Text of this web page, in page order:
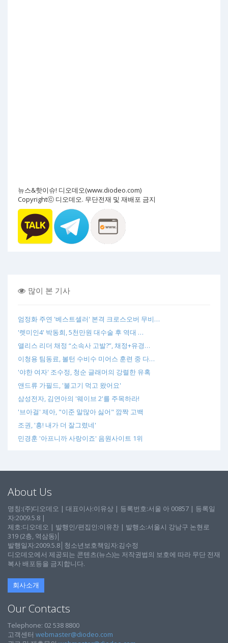
뉴스&핫이슈! 디오데오(www.diodeo.com)
Copyrightⓒ 디오데오. 무단전재 및 재배포 금지
많이 본 기사
엄정화 주연 '베스트셀러' 본격 크로스오버 무비…
'렛미인4' 박동희, 5천만원 대수술 후 역대 …
앨리스 리더 채정 “소속사 고발?”, 채정+유경…
이청용 팀동료, 볼턴 수비수 미어스 훈련 중 다…
'야한 여자' 조수정, 청순 글래머의 강렬한 유혹
앤드류 가필드, '불고기 먹고 왔어요'
삼성전자, 김연아의 '웨이브 2'를 주목하라!
'브아걸' 제아, "이준 말많아 싫어" 깜짝 고백
조권, '흥! 내가 더 잘그렸네'
민경훈 '아프니까 사랑이죠' 음원사이트 1위
About Us
명칭:(주)디오데오 | 대표이사:이유상 | 등록번호:서울 아 00857 | 등록일
자:2009.5.8 |
제호:디오데오 | 발행인/편집인:이유찬 | 발행소:서울시 강남구 논현로
319 (2층, 역삼동)│
발행일자:2009.5.8│청소년보호책임자:김수정
디오데오에서 제공되는 콘텐츠(뉴스)는 저작권법의 보호에 따라 무단 전재
복사 배포등을 금지합니다.
회사소개
Our Contacts
Telephone: 02 538 8800
고객센터 webmaster@diodeo.com